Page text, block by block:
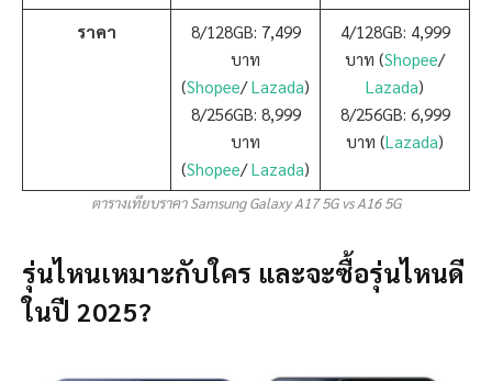
ราคา
8/128GB: 7,499
บาท
(Shopee/Lazada)
8/256GB: 8,999
บาท
(Shopee/Lazada)
4/128GB: 4,999
บาท (Shopee/
Lazada)
8/256GB: 6,999
บาท (Lazada)
ตารางเทียบราคา Samsung Galaxy A17 5G vs A16 5G
รุ่นไหนเหมาะกับใคร และจะซื้อรุ่นไหนดี
ในปี 2025?